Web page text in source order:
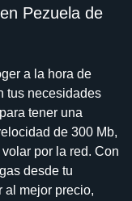
Pezuela de
a la hora de
tus necesidades
tener una
de 300 Mb,
por la red. Con
desde tu
al mejor precio,